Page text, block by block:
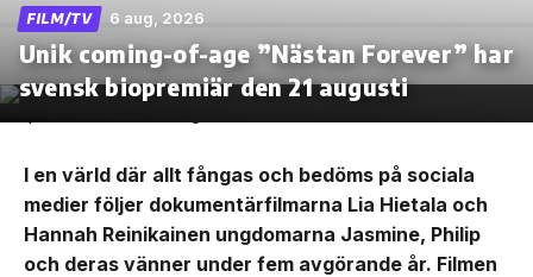
FILM/TV 6 aug, 2026
Unik coming-of-age ”Nästan Forever” har
svensk biopremiär den 21 augusti
I en värld där allt fångas och bedöms på sociala
medier följer dokumentärfilmarna Lia Hietala och
Hannah Reinikainen ungdomarna Jasmine, Philip
och deras vänner under fem avgörande år. Filmen